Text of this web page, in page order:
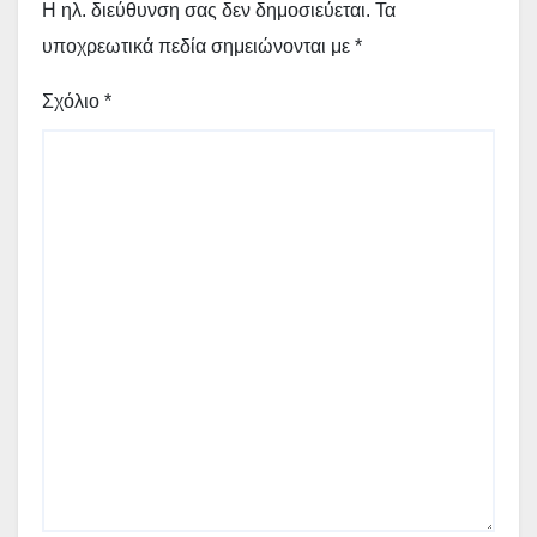
Η ηλ. διεύθυνση σας δεν δημοσιεύεται. Τα
υποχρεωτικά πεδία σημειώνονται με *
Σχόλιο *